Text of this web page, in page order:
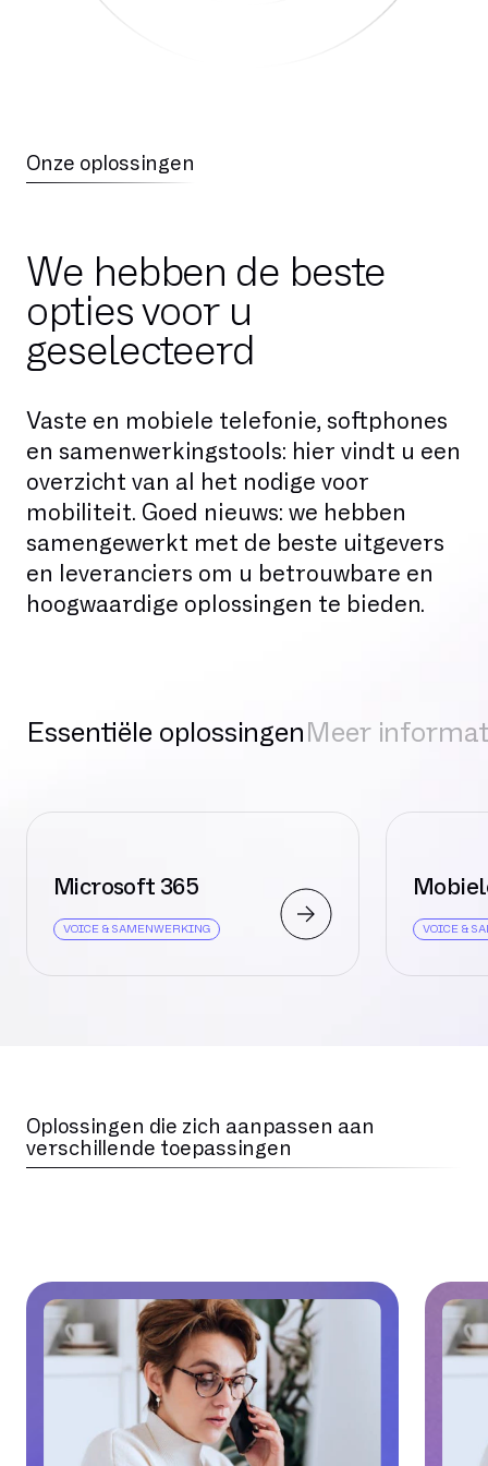
Onze oplossingen
We hebben de beste
opties voor u
geselecteerd
Vaste en mobiele telefonie, softphones
en samenwerkingstools: hier vindt u een
overzicht van al het nodige voor
mobiliteit. Goed nieuws: we hebben
samengewerkt met de beste uitgevers
en leveranciers om u betrouwbare en
hoogwaardige oplossingen te bieden.
Essentiële oplossingen Meer
Microsoft 365
VOICE & SAMENWERKING VOICE &
Oplossingen die zich aanpassen aan
verschillende toepassingen